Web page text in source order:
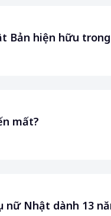
Bản hiện hữu
mất?
Nhật dành 13